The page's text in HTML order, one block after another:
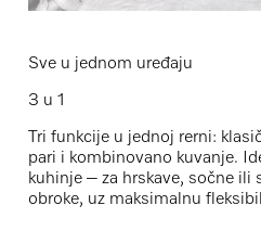
Sve u jednom uređaju
3 u 1
Tri funkcije u jednoj rerni:
pari i kombinovano kuvanje.
kuhinje – za hrskave, sočne ili
obroke, uz maksimalnu